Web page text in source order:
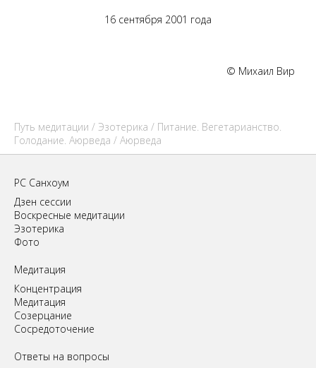
16 сентября 2001 года
© Михаил Вир
Путь медитации / Эзотерика / Питание. Вегетарианство.
Голодание. Аюрведа / Аюрведа
РС Санхоум
Дзен сессии
Воскресные медитации
Эзотерика
Фото
Медитация
Концентрация
Медитация
Созерцание
Сосредоточение
Ответы на вопросы